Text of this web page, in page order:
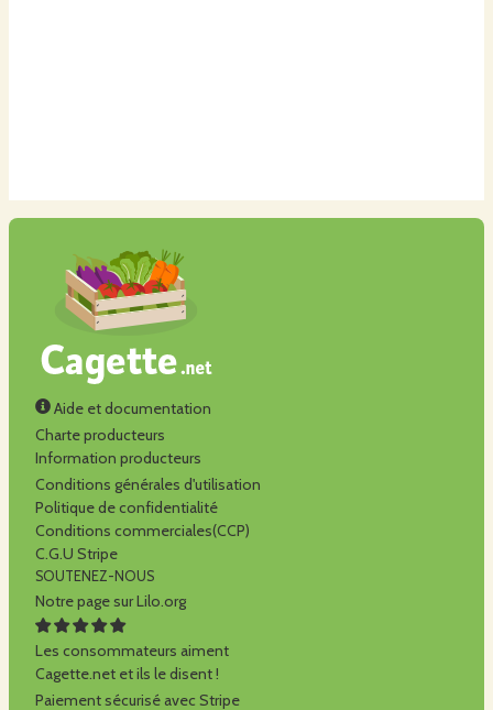
Aide et documentation
Charte producteurs
Information producteurs
Conditions générales d'utilisation
Politique de confidentialité
Conditions commerciales(CCP)
C.G.U Stripe
SOUTENEZ-NOUS
Notre page sur Lilo.org
Les consommateurs aiment
Cagette.net et ils le disent !
Paiement sécurisé avec Stripe